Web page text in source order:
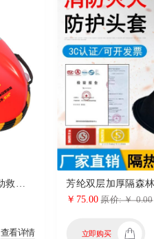
查看详情
￥75.00原价: ￥ 0.00
立即购买